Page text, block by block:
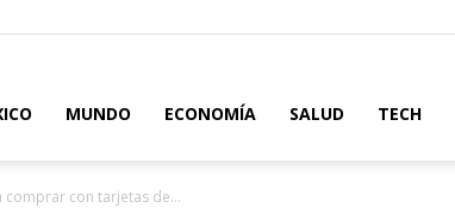
MUNDO ECONOMÍA SALUD TECH
comprar con tarjetas de...